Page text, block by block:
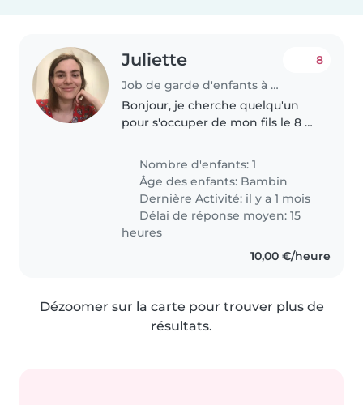
Juliette
Job de garde d'enfants à Mende
8
Bonjour, je cherche quelqu'un
pour s'occuper de mon fils le 8 et
Nombre d'enfants: 1
Âge des enfants: Bambin
Dernière Activité: il y a 1 mois
Délai de réponse moyen: 15
heures
10,00 €/heure
Dézoomer sur la carte pour trouver plus de
résultats.